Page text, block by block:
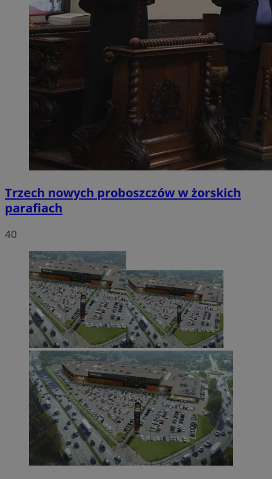
Trzech nowych proboszczów w żorskich
parafiach
40